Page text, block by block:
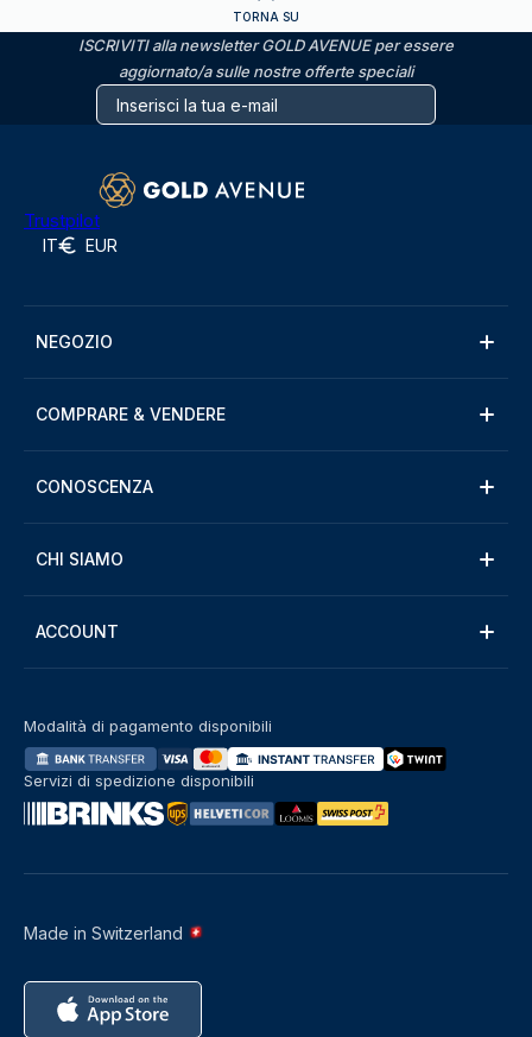
TORNA SU
ISCRIVITI alla newsletter GOLD AVENUE per essere
aggiornato/a sulle nostre offerte speciali
Trustpilot
IT EUR
NEGOZIO
COMPRARE & VENDERE
CONOSCENZA
CHI SIAMO
ACCOUNT
Made in Switzerland
Modalità di pagamento disponibili
Servizi di spedizione disponibili